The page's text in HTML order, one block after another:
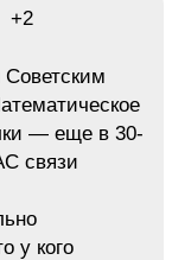
+2
— еще в 30-
связи
у кого